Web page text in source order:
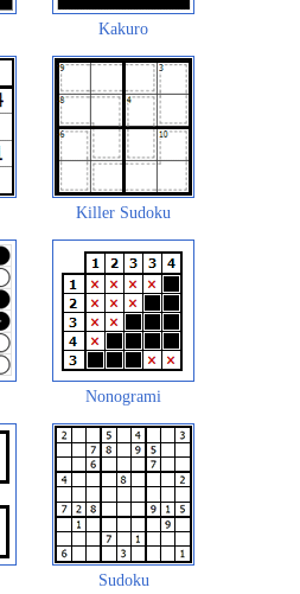
Kakuro
Killer Sudoku
Nonogrami
Sudoku